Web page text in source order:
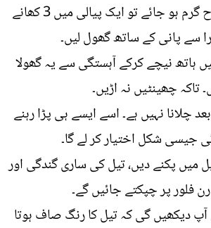
٭جب تیل اچھی طرح گرم ہو جائے تو ایک پیالی میں 3 کھانے
سے پانی کے ساتھ گھول لیں۔
ہاتھ نیچے کرکے آہستگی سے یہ گھولا
تاکہ چھینٹیں نہ اڑیں۔
چلانا نہیں ہے۔ اسے ایسے ہی پڑا رہنے
جیسی شکل اختیار کر لے گا۔
میں پکنے دیں، تیل کی ساری گندگی اور
فلور پر چپکتے جائیں گے۔
دیکھیں گی کہ تیل کا رنگ صاف ہوتا